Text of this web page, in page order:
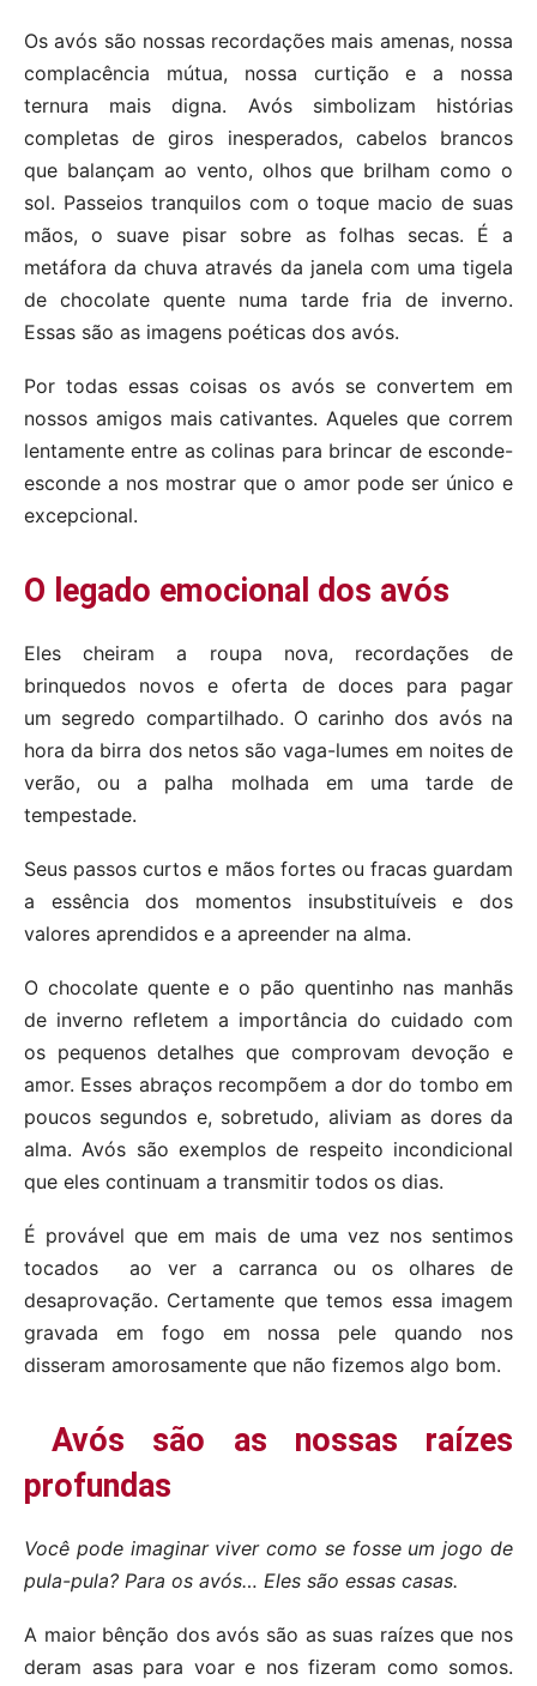
Os avós são nossas recordações mais amenas, nossa
complacência mútua, nossa curtição e a nossa
ternura mais digna. Avós simbolizam histórias
completas de giros inesperados, cabelos brancos
que balançam ao vento, olhos que brilham como o
sol. Passeios tranquilos com o toque macio de suas
mãos, o suave pisar sobre as folhas secas. É a
metáfora da chuva através da janela com uma tigela
de chocolate quente numa tarde fria de inverno.
Essas são as imagens poéticas dos avós.
Por todas essas coisas os avós se convertem em
nossos amigos mais cativantes. Aqueles que correm
lentamente entre as colinas para brincar de esconde-
esconde a nos mostrar que o amor pode ser único e
excepcional.
O legado emocional dos avós
Eles cheiram a roupa nova, recordações de
brinquedos novos e oferta de doces para pagar
um segredo compartilhado. O carinho dos avós na
hora da birra dos netos são vaga-lumes em noites de
verão, ou a palha molhada em uma tarde de
tempestade.
Seus passos curtos e mãos fortes ou fracas guardam
a essência dos momentos insubstituíveis e dos
valores aprendidos e a apreender na alma.
O chocolate quente e o pão quentinho nas manhãs
de inverno refletem a importância do cuidado com
os pequenos detalhes que comprovam devoção e
amor. Esses abraços recompõem a dor do tombo em
poucos segundos e, sobretudo, aliviam as dores da
alma. Avós são exemplos de respeito incondicional
que eles continuam a transmitir todos os dias.
É provável que em mais de uma vez nos sentimos
tocados ao ver a carranca ou os olhares de
desaprovação. Certamente que temos essa imagem
gravada em fogo em nossa pele quando nos
disseram amorosamente que não fizemos algo bom.
Avós são as nossas raízes
profundas
Você pode imaginar viver como se fosse um jogo de
pula-pula? Para os avós… Eles são essas casas.
A maior bênção dos avós são as suas raízes que nos
deram asas para voar e nos fizeram como somos.